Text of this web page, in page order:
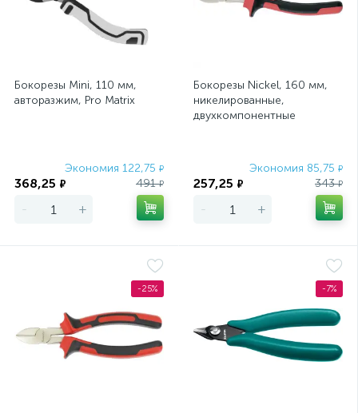
Бокорезы Mini, 110 мм,
авторазжим, Pro Matrix
Экономия 122,75 ₽
368,25 ₽ 491₽
- +
Бокорезы Nickel, 160 мм,
никелированные,
двухкомпонентные
Экономия 85,75 ₽
257,25 ₽ 343₽
- +
-25% -7%